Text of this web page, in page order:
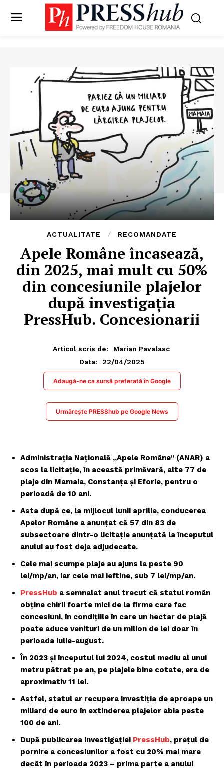
ACTUALITATE RECOMANDATE
Apele Române încasează,
din 2025, mai mult cu 50%
din concesiunile plajelor
după investigația
PressHub. Concesionarii
Articol scris de:
Marian Pavalasc
Data:
22/04/2025
Adaugă-ne ca sursă preferată în Google
Urmărește PRESShub pe Google News
Administrația Națională „Apele Române” (ANAR) a
scos la licitație, în această primăvară, alte 77 de
plaje din Mamaia, Constanța și Eforie, pentru o
perioadă de 10 ani.
Asta după ce, la mijlocul lunii aprilie, conducerea
Apelor Române a anunțat că 57 din 83 de
subsectoare dintr-o licitație anunțată la începutul
anului au fost deja adjudecate.
Cele mai scumpe plaje au ajuns la peste 90
lei/mp/an, iar cele mai ieftine, sub 7 lei/mp/an.
PressHub a semnalat anul trecut că statul român
obține chirii foarte mici de la firme care fac
concesiuni, în condițiile în care un hectar de plajă
poate aduce venituri de un milion de lei doar în
perioada iulie-august.
În 2023 și începutul lui 2024, costul mediu al unui
metru pătrat pe an, pe plajele bine cotate, era de
aproximativ 11 lei.
Astfel, statul ar recupera investiția de aproape un
miliard de euro în extinderea plajelor abia peste
100 de ani.
După publicarea investigației PressHub, prețul de
pornire a concesiunilor a fost cu 20% mai mare
decât în perioada 2023 – prima parte a anului